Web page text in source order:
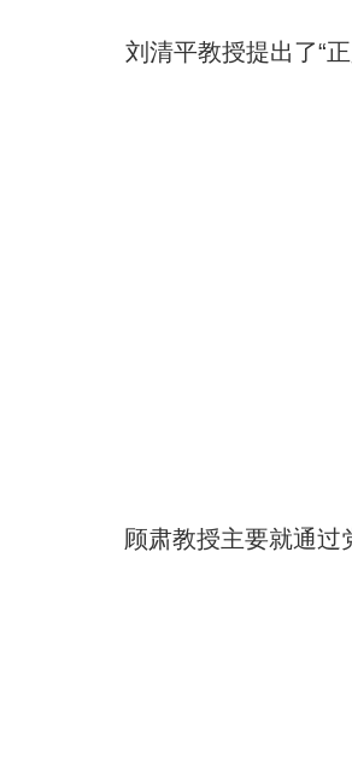
刘清平教授提出了“
顾肃教授主要就通过